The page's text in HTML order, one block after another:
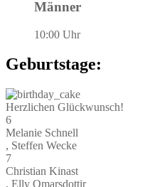
Männer
10:00 Uhr
Geburtstage:
Herzlichen Glückwunsch!
6
Melanie Schnell
, Steffen Wecke
7
Christian Kinast
, Elly Omarsdottir